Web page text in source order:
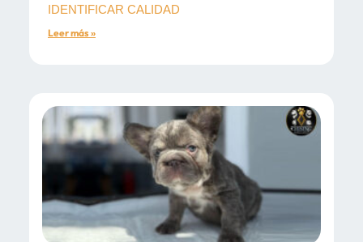
IDENTIFICAR CALIDAD
Leer más »